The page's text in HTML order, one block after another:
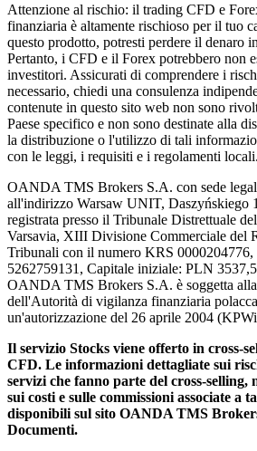
Attenzione al rischio: il trading CFD e
finanziaria è altamente rischioso per il tuo
questo prodotto, potresti perdere il denaro
Pertanto, i CFD e il Forex potrebbero non
investitori. Assicurati di comprendere i
necessario, chiedi una consulenza
contenute in questo sito web non sono
Paese specifico e non sono destinate alla
la distribuzione o l'utilizzo di tali
con le leggi, i requisiti e i regolamenti locali.
OANDA TMS Brokers S.A. con sede
all'indirizzo Warsaw UNIT, Daszyńskiego
registrata presso il Tribunale Distrettuale
Varsavia, XIII Divisione Commerciale del
Tribunali con il numero KRS 0000204776,
5262759131, Capitale iniziale: PLN
OANDA TMS Brokers S.A. è soggetta
dell'Autorità di vigilanza finanziaria
un'autorizzazione del 26 aprile 2004
Il servizio Stocks viene offerto in cross-
CFD. Le informazioni dettagliate sui
servizi che fanno parte del cross-selling,
sui costi e sulle commissioni associate a
disponibili sul sito OANDA TMS
Documenti.